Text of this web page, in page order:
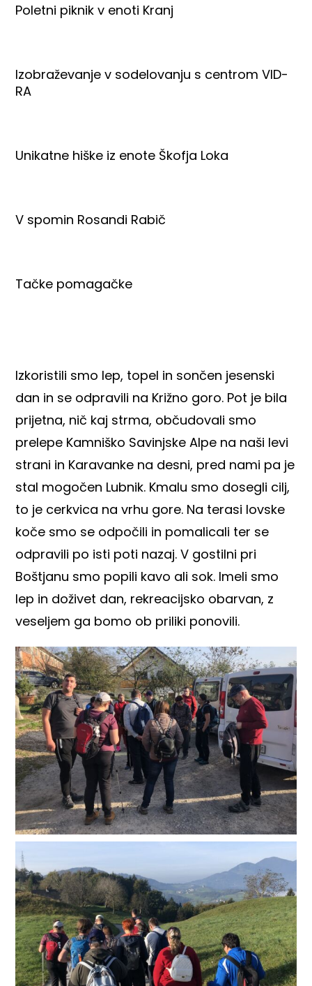
Poletni piknik v enoti Kranj
Izobraževanje v sodelovanju s centrom VID-
RA
Unikatne hiške iz enote Škofja Loka
V spomin Rosandi Rabič
Tačke pomagačke
Izkoristili smo lep, topel in sončen jesenski
dan in se odpravili na Križno goro. Pot je bila
prijetna, nič kaj strma, občudovali smo
prelepe Kamniško Savinjske Alpe na naši levi
strani in Karavanke na desni, pred nami pa je
stal mogočen Lubnik. Kmalu smo dosegli cilj,
to je cerkvica na vrhu gore. Na terasi lovske
koče smo se odpočili in pomalicali ter se
odpravili po isti poti nazaj. V gostilni pri
Boštjanu smo popili kavo ali sok. Imeli smo
lep in doživet dan, rekreacijsko obarvan, z
veseljem ga bomo ob priliki ponovili.